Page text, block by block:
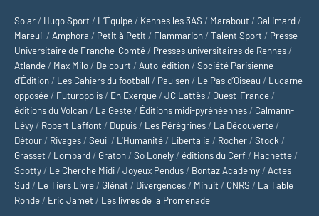
Solar / Hugo Sport / L’Équipe / Kennes les 3AS / Marabout / Gallimard /
Mareuil / Amphora / Petit à Petit / Flammarion /Talent Sport / Presse
Universitaire de Franche-Comté / Presses universitaires de Rennes /
Atlande / Max Milo / Delcourt / Auto-édition /Société Parisienne
d'Édition / Les Cahiers du football / Paulsen / Le Pas d’Oiseau / Lucarne
opposée / Futuropolis / En Exergue /JC Lattès / Ouest-France /
éditions du Volcan / La Geste / Éditions midi-pyrénéennes / Calmann-
Lévy / Robert Laffont / Dupuis / Les Pérégrines / La Découverte /
Détour / Rivages /Seuil / L'Humanité / Libertalia / Rocher /Stock /
Grasset / Lombard / Graton /So Lonely /éditions du Cerf / Hachette /
Scotty / Le Cherche Midi /Joyeux Pendus / Bontaz Academy / Actes
Sud / Le Tiers Livre / Glénat / Divergences / Minuit / CNRS / La Table
Ronde / Eric Jamet / Les livres de la Promenade